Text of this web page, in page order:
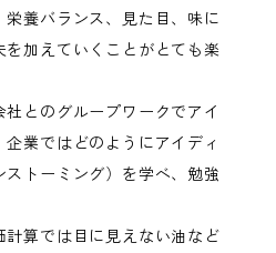
養バランス、見た目、味に
加えていくことがとても楽
とのグループワークでアイ
業ではどのようにアイディ
トーミング）を学べ、勉強
算では目に見えない油など